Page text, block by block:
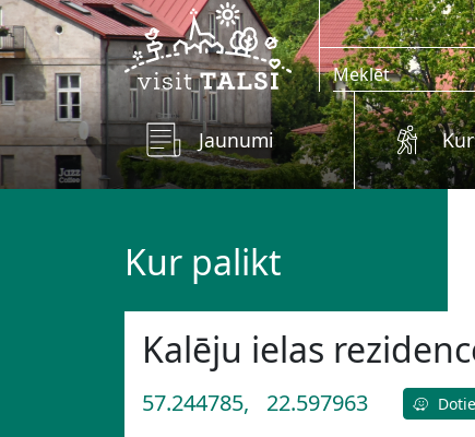
Skip to main content
Jaunumi
Kur palikt
Kalēju ielas
57.244785, 22.597963